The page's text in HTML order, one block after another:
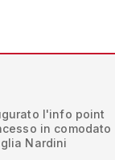
l'info point
in comodato
Nardini